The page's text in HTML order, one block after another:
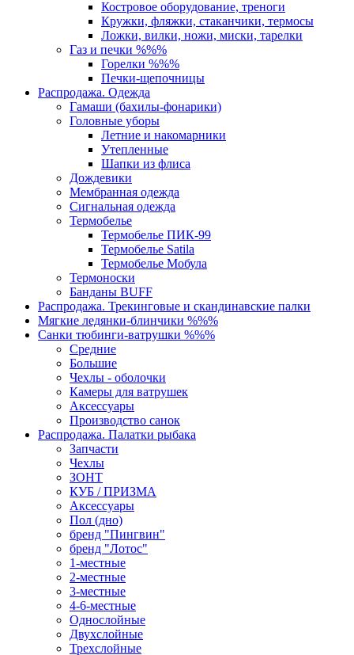
Костровое оборудование, треноги
Кружки, фляжки, стаканчики, термосы
Ложки, вилки, ножи, миски, тарелки
Газ и печки %%%
Горелки %%%
Печки-щепочницы
Распродажа. Одежда
Гамаши (бахилы-фонарики)
Головные уборы
Летние и накомарники
Утепленные
Шапки из флиса
Дождевики
Мембранная одежда
Сигнальная одежда
Термобелье
Термобелье ПИК-99
Термобелье Satila
Термобелье Мобула
Термоноски
Банданы BUFF
Распродажа. Трекинговые и скандинавские палки
Мягкие ледянки-блинчики %%%
Санки тюбинги-ватрушки %%%
Средние
Большие
Чехлы - оболочки
Камеры для ватрушек
Аксессуары
Производство санок
Распродажа. Палатки рыбака
Запчасти
Чехлы
ЗОНТ
КУБ / ПРИЗМА
Аксессуары
Пол (дно)
бренд "Пингвин"
бренд "Лотос"
1-местные
2-местные
3-местные
4-6-местные
Однослойные
Двухслойные
Трехслойные